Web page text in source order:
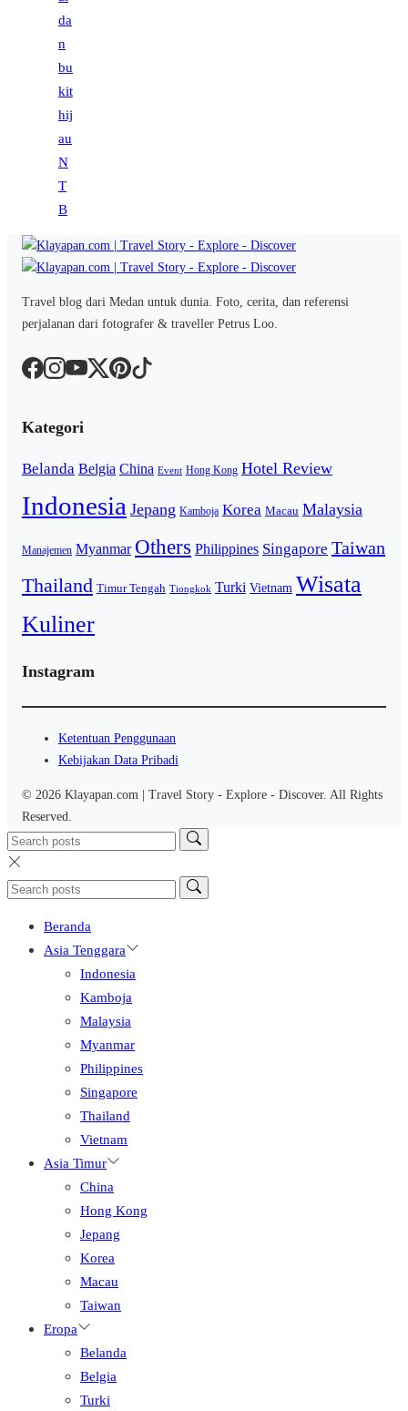
Travel blog dari Medan untuk dunia. Foto, cerita, dan referensi
perjalanan dari fotografer & traveller Petrus Loo.
Kategori
Belanda Belgia China Event Hong Kong Hotel Review
Indonesia Jepang Kamboja Korea Macau Malaysia
Manajemen Myanmar Others Philippines Singapore Taiwan
Thailand Timur Tengah Tiongkok Turki Vietnam Wisata
Kuliner
Instagram
Ketentuan Penggunaan
Kebijakan Data Pribadi
© 2026 Klayapan.com | Travel Story - Explore - Discover. All Rights
Reserved.
Beranda
Asia Tenggara
Indonesia
Kamboja
Malaysia
Myanmar
Philippines
Singapore
Thailand
Vietnam
Asia Timur
China
Hong Kong
Jepang
Korea
Macau
Taiwan
Eropa
Belanda
Belgia
Turki